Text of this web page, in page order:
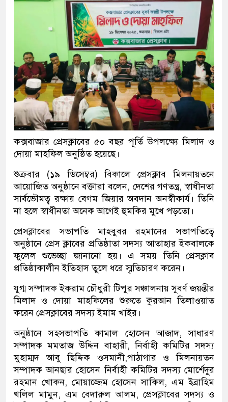
কক্সবাজার প্রেসক্লাবের ৫০ বছর পূর্তি উপলক্ষ্যে মিলাদ ও
দোয়া মাহফিল অনুষ্ঠিত হয়েছে।
শুক্রবার (১৯ ডিসেম্বর) বিকালে প্রেসক্লাব মিলনায়তনে
আয়োজিত অনুষ্ঠানে বক্তারা বলেন, দেশের গণতন্ত্র, স্বাধীনতা
সার্বভৌমত্ব রক্ষায় বেগম জিয়ার অবদান অনস্বীকার্য। তিনি
না হলে স্বাধীনতা অনেক আগেই হুমকির মুখে পড়তো।
প্রেসক্লাবের সভাপতি মাহবুবর রহমানের সভাপতিত্বে
অনুষ্ঠানে প্রেস ক্লাবের প্রতিষ্ঠাতা সদস্য আতাহার ইকবালকে
ফুলেল শুভেচ্ছা জানানো হয়। এ সময় তিনি প্রেসক্লাব
প্রতিষ্ঠাকালীন ইতিহাস তুলে ধরে স্মৃতিচারণ করেন।
যুগ্ম সম্পাদক ইকরাম চৌধুরী টিপুর সঞ্চালনায় সুবর্ণ জয়ন্তীর
মিলাদ ও দোয়া মাহফিলের শুরুতে কুরআন তিলাওয়াত
করেন প্রেসক্লাবের সদস্য ইমাম খাইর।
অনুষ্ঠানে সহসভাপতি কামাল হোসেন আজাদ, সাধারণ
সম্পাদক মমতাজ উদ্দিন বাহারী, নির্বাহী কমিটির সদস্য
মুহাম্মদ আবু ছিদ্দিক ওসমানী,পাঠাগার ও মিলনায়তন
সম্পাদক আনছার হোসেন নির্বাহী কমিটির সদস্য মোর্শেদুর
রহমান খোকন, মোয়াজ্জেম হোসেন সাকিল, এম ইব্রাহিম
খলিল মামুন, এম বেদারুল আলম, প্রেসক্লাবের সদস্য ও